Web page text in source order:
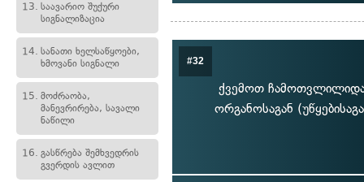
13. საავარიო შუქური
სიგნალიზაცია
14. სანათი ხელსაწყოები,
ხმოვანი სიგნალი
15. მოძრაობა,
მანევრირება, სავალი
ნაწილი
16. გასწრება შემხვედრის
გვერდის ავლით
#32
ქვემოთ
ორგანოსაგან